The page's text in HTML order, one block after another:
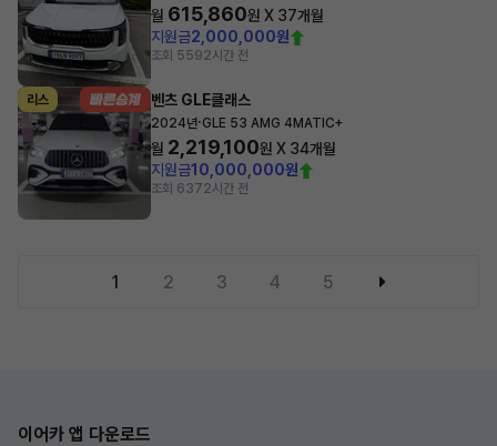
월 615,860원 X 37개월
지원금2,000,000원
조회 5592시간 전
리스 벤츠 GLE클래스
2024년·GLE 53 AMG 4MATIC+
월 2,219,100원 X 34개월
지원금10,000,000원
조회 6372시간 전
1 2 3 4 5
이어카 앱 다운로드